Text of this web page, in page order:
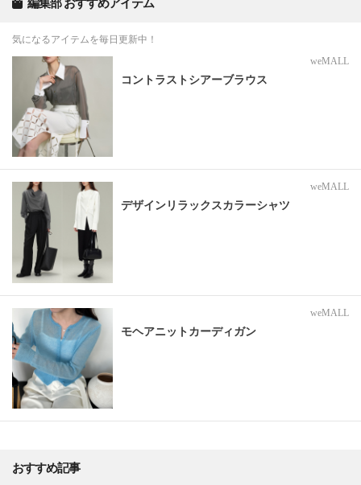
編集部 おすすめアイテム
気になるアイテムを毎日更新中！
weMALL
コントラストシアーブラウス
weMALL
デザインリラックスカラーシャツ
weMALL
モヘアニットカーディガン
おすすめ記事